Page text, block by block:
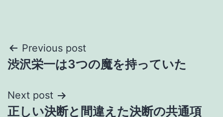
Post
navigation
Previous post
渋沢栄一は3つの魔を持っていた
Next post
正しい決断と間違えた決断の共通項